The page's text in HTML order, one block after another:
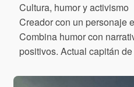
Cultura, humor y activismo
Creador con un personaje
Combina humor con
positivos. Actual capitán